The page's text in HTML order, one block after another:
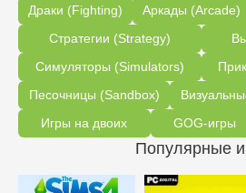
Драки (Fighting)
Аркады (Arcade)
Стратегии (Strategy)
Симуляторы (Simulators)
Песочницы (Sandbox)
Игры на двоих
GOG-игры
Популярные